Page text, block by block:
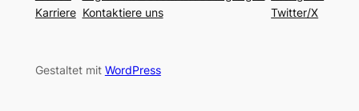
Karriere Kontaktiere uns
Twitter/X
Gestaltet mit WordPress